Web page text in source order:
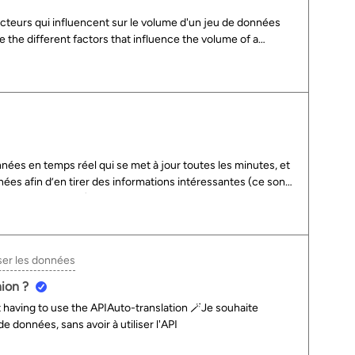
%Y Cliquer sur “Sauvegarder” puis “Publier” Et voilà ! La
en Avril, et vous pourrez manger des galettes au coin
qui influencent sur le volume d'un jeu de données
the different factors that influence the volume of a
en temps réel qui se met à jour toutes les minutes, et
afin d’en tirer des informations intéressantes (ce sont
de bâtiments). Avez-vous déjà fait cela ? Si oui
les données
?
to use the APIAuto-translation 🪄Je souhaite
données, sans avoir à utiliser l'API